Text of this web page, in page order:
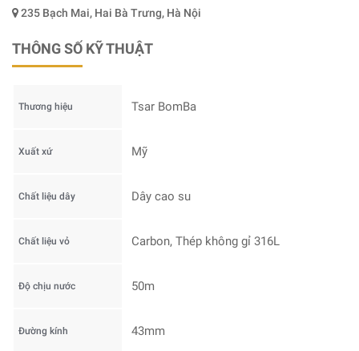
235 Bạch Mai, Hai Bà Trưng, Hà Nội
THÔNG SỐ KỸ THUẬT
Thương hiệu Tsar BomBa
Xuất xứ Mỹ
Chất liệu dây Dây cao su
Chất liệu vỏ Carbon, Thép không gỉ 316L
Độ chịu nước 50m
Đường kính 43mm